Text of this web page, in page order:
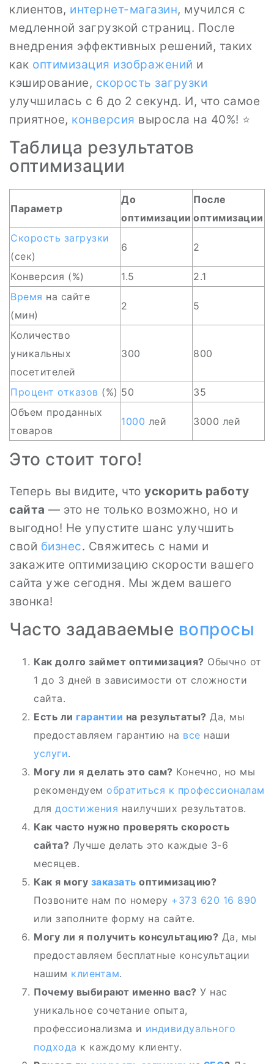
клиентов, интернет-магазин, мучился с
медленной загрузкой страниц. После
внедрения эффективных решений, таких
как оптимизация изображений и
кэширование, скорость загрузки
улучшилась с 6 до 2 секунд. И, что самое
приятное, конверсия выросла на 40%! ⭐
Таблица результатов
оптимизации
Параметр
До
оптимизации
После
оптимизации
Скорость загрузки
(сек)
6 2
Конверсия (%) 1.5
2.1
Время на сайте
(мин)
2 5
Количество
уникальных
посетителей
300 800
Процент отказов (%) 50
35
Объем проданных
товаров
1000 лей 3000 лей
Это стоит того!
Теперь вы видите, что ускорить работу
сайта — это не только возможно, но и
выгодно! Не упустите шанс улучшить
свой бизнес. Свяжитесь с нами и
закажите оптимизацию скорости вашего
сайта уже сегодня. Мы ждем вашего
звонка!
Часто задаваемые вопросы
Как долго займет оптимизация? Обычно от
1 до 3 дней в зависимости от сложности
сайта.
Есть ли гарантии на результаты? Да, мы
предоставляем гарантию на все наши
услуги.
Могу ли я делать это сам? Конечно, но мы
рекомендуем обратиться к профессионалам
для достижения наилучших результатов.
Как часто нужно проверять скорость
сайта? Лучше делать это каждые 3-6
месяцев.
Как я могу заказать оптимизацию?
Позвоните нам по номеру +373 620 16 890
или заполните форму на сайте.
Могу ли я получить консультацию? Да, мы
предоставляем бесплатные консультации
нашим клиентам.
Почему выбирают именно вас? У нас
уникальное сочетание опыта,
профессионализма и индивидуального
подхода к каждому клиенту.